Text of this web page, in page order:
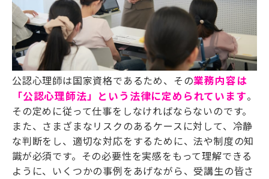
公認心理師は国家資格であるため、その業務内容は
「公認心理師法」という法律に定められています。
その定めに従って仕事をしなければならないのです。
また、さまざまなリスクのあるケースに対して、冷静
な判断をし、適切な対応をするために、法や制度の知
識が必須です。その必要性を実感をもって理解できる
ように、いくつかの事例をあげながら、受講生の皆さ